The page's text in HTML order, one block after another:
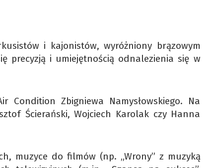
i kajonistów, wyróżniony brązowym
precyzją i umiejętnością odnalezienia się w
Condition Zbigniewa Namysłowskiego. Na
Ścierański, Wojciech Karolak czy Hanna
muzyce do filmów (np. „Wrony” z muzyką